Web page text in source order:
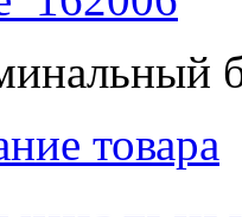
товара